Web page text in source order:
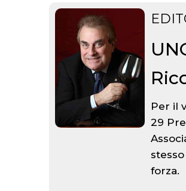
Per il
29
forza.